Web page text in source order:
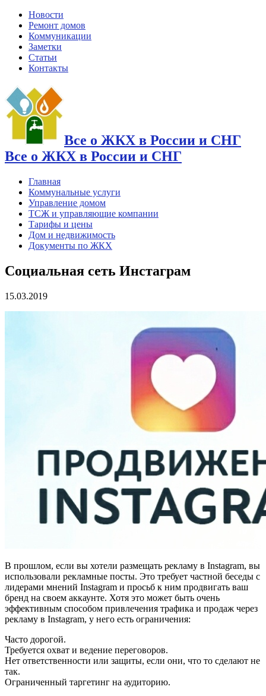
Новости
Ремонт домов
Коммуникации
Заметки
Статьи
Контакты
Все о ЖКХ в России и СНГ
Все о ЖКХ в России и СНГ
Главная
Коммунальные услуги
Управление домом
ТСЖ и управляющие компании
Тарифы и цены
Дом и недвижимость
Документы по ЖКХ
Социальная сеть Инстаграм
15.03.2019
В прошлом, если вы хотели размещать рекламу в Instagram, вы
использовали рекламные посты. Это требует частной беседы с
лидерами мнений Instagram и просьб к ним продвигать ваш
бренд на своем аккаунте. Хотя это может быть очень
эффективным способом привлечения трафика и продаж через
рекламу в Instagram, у него есть ограничения:
Часто дорогой.
Требуется охват и ведение переговоров.
Нет ответственности или защиты, если они, что то сделают не
так.
Ограниченный таргетинг на аудиторию.